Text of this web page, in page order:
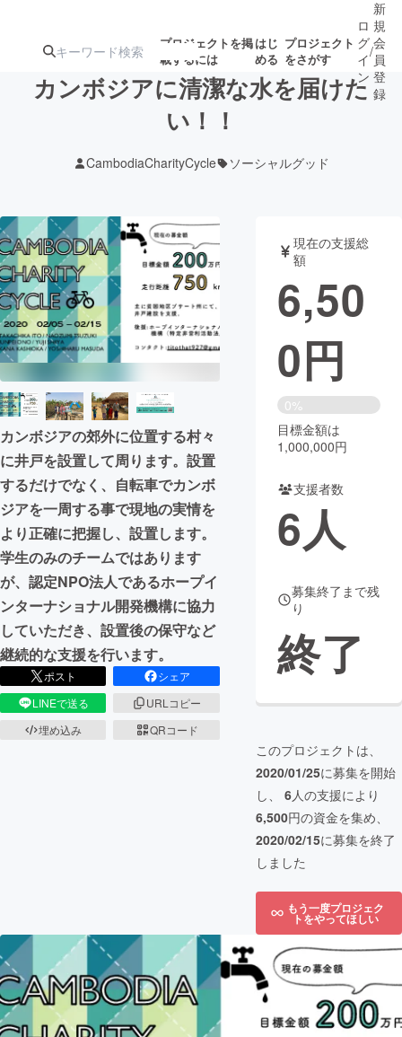
プロジェクトを掲
載するには
はじ
める
プロジェクト
をさがす
ターン
ジェクト
ロジェクト
されます
アート・写真 音楽
テクノロジー・ガジェット ゲーム・サ
映像・映画 書籍・雑誌
ビジネス・起業 チャレンジ
まちづくり・地域活性化
CAMPFIRE for Social Good
CAMPFIRE Creation
CAMPFIREふるさと納税machi-ya コミュニティ
ロ
グ
イ
ン
/
新
規
会
員
登
録
カンボジアに清潔な水を届けた
い！！
CambodiaCharityCycle ソーシャルグッド
カンボジアの郊外に位置する村々
に井戸を設置して周ります。設置
するだけでなく、自転車でカンボ
ジアを一周する事で現地の実情を
より正確に把握し、設置します。
学生のみのチームではあります
が、認定NPO法人であるホープイ
ンターナショナル開発機構に協力
していただき、設置後の保守など
継続的な支援を行います。
ポスト
シェア
LINEで送る
URLコピー
埋め込み
QRコード
現在の支援総
額
6,50
0円
0%
目標金額は
1,000,000円
支援者数
6人
募集終了まで残
り
終了
このプロジェクトは、
2020/01/25に募集を開始
し、 6人の支援により
6,500円の資金を集め、
2020/02/15に募集を終了
しました
もう一度プロジェク
トをやってほしい